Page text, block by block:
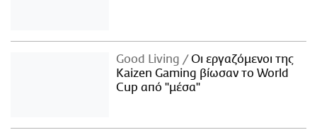
Good Living
Οι εργαζόμενοι της
Kaizen Gaming βίωσαν το World
Cup από "μέσα"